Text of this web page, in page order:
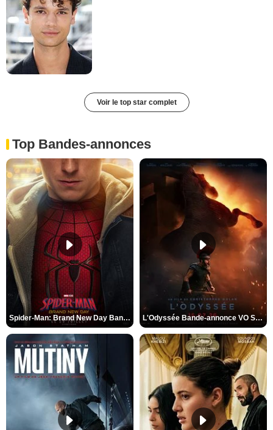
Voir le top star complet
Top Bandes-annonces
Spider-Man: Brand New Day Bande-annonce VO STFR L'Odyssée Bande-annonce VO STFR